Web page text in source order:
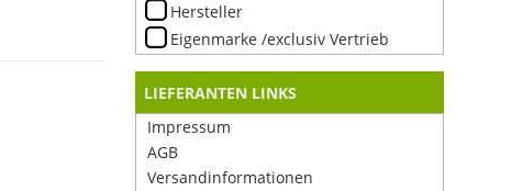
Hersteller
Eigenmarke /exclusiv Vertrieb
LIEFERANTEN LINKS
Impressum
AGB
Versandinformationen